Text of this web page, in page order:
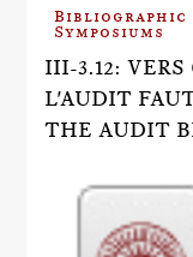
Bibliographic
Symposiums
III-3.12:
L'AUDIT
THE AUDIT